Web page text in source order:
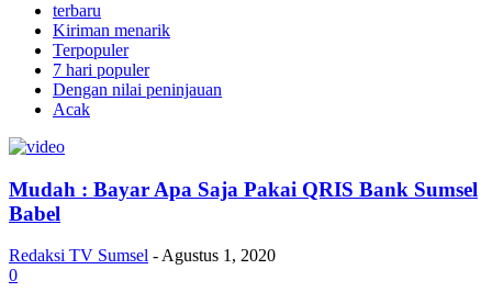
terbaru
Kiriman menarik
Terpopuler
7 hari populer
Dengan nilai peninjauan
Acak
Mudah : Bayar Apa Saja Pakai QRIS Bank Sumsel
Babel
Redaksi TV Sumsel -Agustus 1, 2020
0